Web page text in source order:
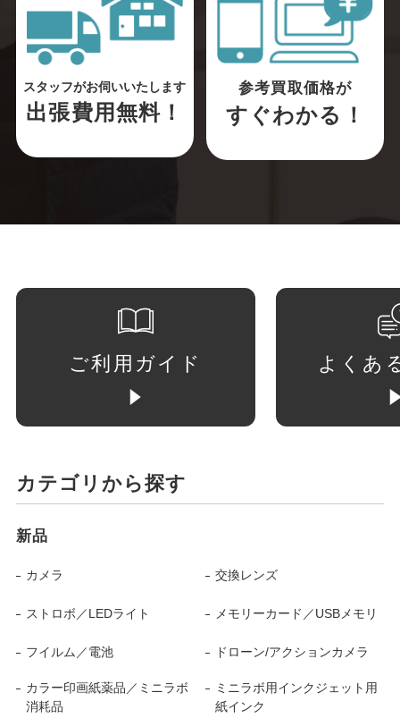
スタッフがお伺いいたします
出張費用無料！
参考買取価格が
すぐわかる！
ご利用ガイド よくあ
カテゴリから探す
新品
カメラ 交換レンズ
ストロボ／LEDライト メモリーカード／USBメモリ
フイルム／電池 ドローン/アクションカメラ
カラー印画紙薬品／ミニラボ
消耗品
ミニラボ用インクジェット用
紙インク